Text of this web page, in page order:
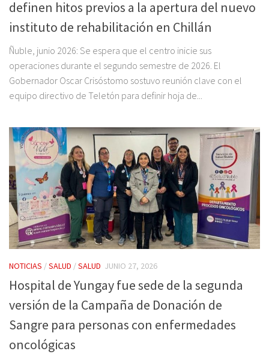
definen hitos previos a la apertura del nuevo
instituto de rehabilitación en Chillán
Ñuble, junio 2026: Se espera que el centro inicie sus
operaciones durante el segundo semestre de 2026. El
Gobernador Oscar Crisóstomo sostuvo reunión clave con el
equipo directivo de Teletón para definir hoja de...
NOTICIAS /SALUD /SALUD JUNIO 27, 2026
Hospital de Yungay fue sede de la segunda
versión de la Campaña de Donación de
Sangre para personas con enfermedades
oncológicas